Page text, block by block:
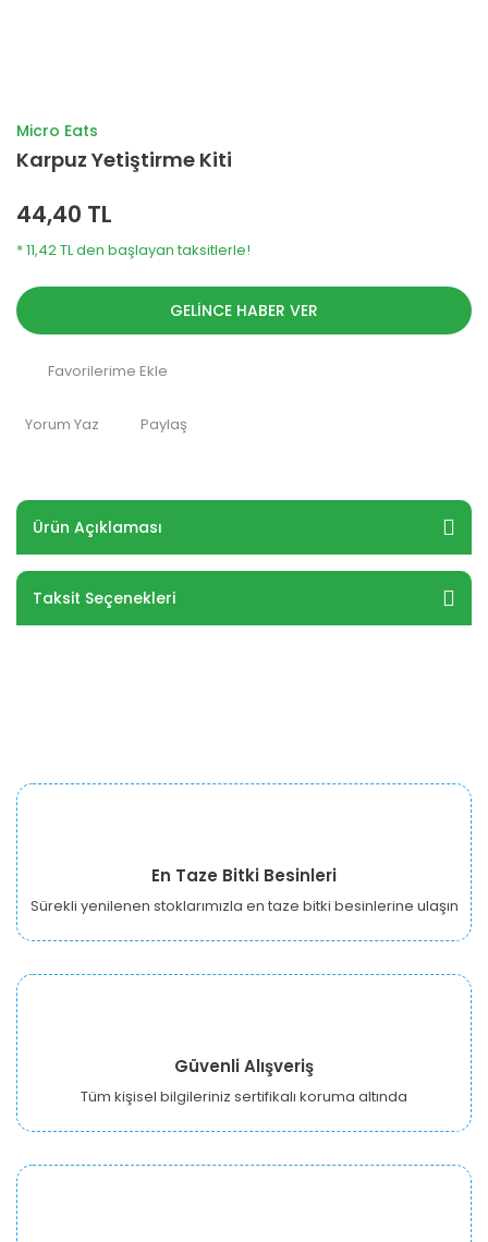
Micro Eats
Karpuz Yetiştirme Kiti
44,40 TL
* 11,42 TL den başlayan taksitlerle!
GELİNCE HABER VER
Yorum Yaz Paylaş
Ürün Açıklaması
Taksit Seçenekleri
En Taze Bitki Besinleri
Sürekli yenilenen stoklarımızla en taze bitki besinlerine ulaşın
Güvenli Alışveriş
Tüm kişisel bilgileriniz sertifikalı koruma altında